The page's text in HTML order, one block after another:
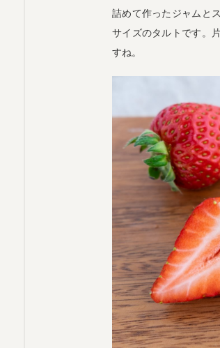
詰めて作ったジャムと
サイズのタルトです。
すね。